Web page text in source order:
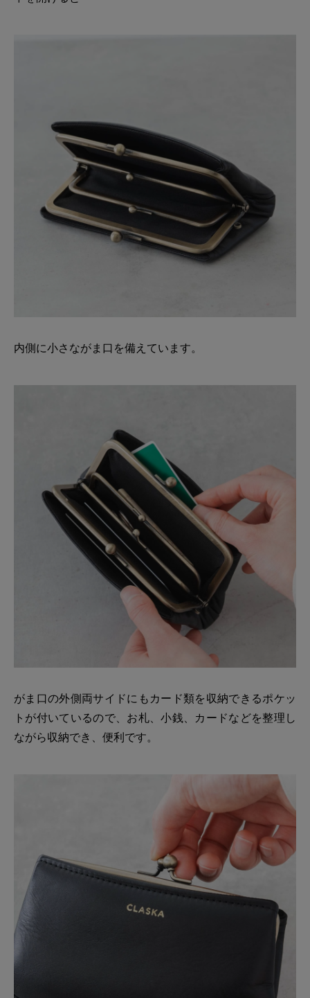
内側に小さながま口を備えています。
がま口の外側両サイドにもカード類を収納できるポケッ
トが付いているので、お札、小銭、カードなどを整理し
ながら収納でき、便利です。